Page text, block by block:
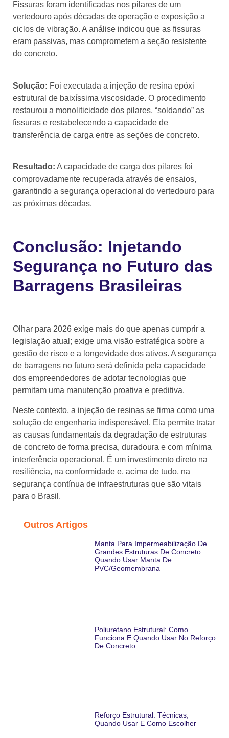
Fissuras foram identificadas nos pilares de um
vertedouro após décadas de operação e exposição a
ciclos de vibração. A análise indicou que as fissuras
eram passivas, mas comprometem a seção resistente
do concreto.
Solução: Foi executada a injeção de resina epóxi
estrutural de baixíssima viscosidade. O procedimento
restaurou a monoliticidade dos pilares, “soldando” as
fissuras e restabelecendo a capacidade de
transferência de carga entre as seções de concreto.
Resultado: A capacidade de carga dos pilares foi
comprovadamente recuperada através de ensaios,
garantindo a segurança operacional do vertedouro para
as próximas décadas.
Conclusão: Injetando
Segurança no Futuro das
Barragens Brasileiras
Olhar para 2026 exige mais do que apenas cumprir a
legislação atual; exige uma visão estratégica sobre a
gestão de risco e a longevidade dos ativos. A segurança
de barragens no futuro será definida pela capacidade
dos empreendedores de adotar tecnologias que
permitam uma manutenção proativa e preditiva.
Neste contexto, a injeção de resinas se firma como uma
solução de engenharia indispensável. Ela permite tratar
as causas fundamentais da degradação de estruturas
de concreto de forma precisa, duradoura e com mínima
interferência operacional. É um investimento direto na
resiliência, na conformidade e, acima de tudo, na
segurança contínua de infraestruturas que são vitais
para o Brasil.
Outros Artigos
Manta Para Impermeabilização De
Grandes Estruturas De Concreto:
Quando Usar Manta De
PVC/geomembrana
Poliuretano Estrutural: Como
Funciona E Quando Usar No Reforço
De Concreto
Reforço Estrutural: Técnicas,
Quando Usar E Como Escolher